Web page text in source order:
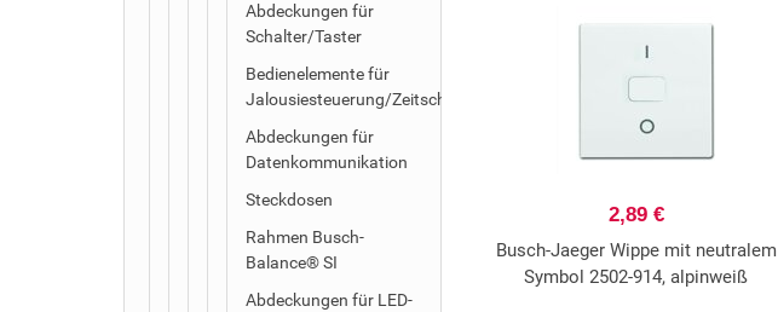
Abdeckungen für
Schalter/Taster
Bedienelemente für
Jalousiesteuerung/Zeitschaltuhren
Abdeckungen für
Datenkommunikation
Steckdosen
Rahmen Busch-
Balance® SI
Abdeckungen für LED-
2,89 €
Busch-Jaeger Wippe mit neutralem
Symbol 2502-914, alpinweiß